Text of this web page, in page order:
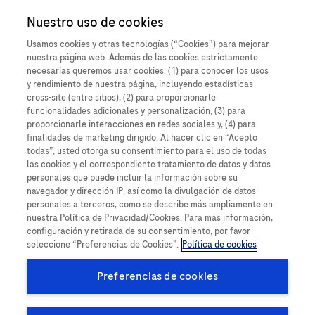
MEDICALInformation
Informar de un posible efecto secundario
Cuando un paciente
experimenta algo
inesperado, dañino o
negativo mientras toma
un medicamento de
Roche, esto se denomina
efecto secundario
(también denominado a
veces Evento Adverso).
Un evento adverso (EA) es cualquier evento médico
Detalles del producto
Un evento adverso (EA), también conocido como efecto
secundario, es una respuesta no deseada e imprevista en un
paciente después de recibir un medicamento, que puede o no
haber sido causado por el tratamiento con este producto.
Esto incluye todos los eventos en los que se produzcan daños
o respuestas no deseadas o imprevistas en un paciente,
usuario u otra persona como resultado del uso de un
dispositivo médico. La información que usted proporciona
ayuda a garantizar la seguridad de nuestros productos y de
Nuestro uso de cookies
Usamos cookies y otras tecnologías (“Cookies”) para mejorar
nuestra página web. Además de las cookies estrictamente
necesarias queremos usar cookies: (1) para conocer los usos
y rendimiento de nuestra página, incluyendo estadísticas
cross-site (entre sitios), (2) para proporcionarle
funcionalidades adicionales y personalización, (3) para
proporcionarle interacciones en redes sociales y, (4) para
finalidades de marketing dirigido. Al hacer clic en “Acepto
todas”, usted otorga su consentimiento para el uso de todas
las cookies y el correspondiente tratamiento de datos y datos
personales que puede incluir la información sobre su
navegador y dirección IP, así como la divulgación de datos
personales a terceros, como se describe más ampliamente en
nuestra Política de Privacidad/Cookies. Para más información,
configuración y retirada de su consentimiento, por favor
seleccione “Preferencias de Cookies”. Política de cookies
Preferencias de cookies